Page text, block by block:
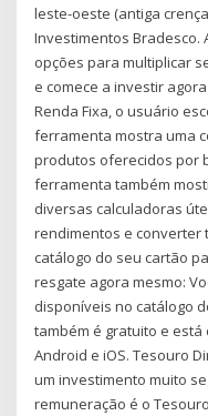
leste-oeste (antiga
Investimentos Bradesco.
opções para multiplicar
e comece a investir
Renda Fixa, o usuário
ferramenta mostra uma
produtos oferecidos por
ferramenta também
diversas calculadoras
rendimentos e converter
catálogo do seu cartão
resgate agora mesmo:
disponíveis no catálogo
também é gratuito e
Android e iOS. Tesouro
um investimento muito
remuneração é o